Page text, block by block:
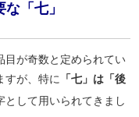
「七」
目が奇数と定められてい
すが、特に 「七」は「後
として用いられてきまし